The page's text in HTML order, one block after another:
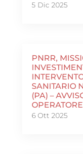
5 Dic 2025
PNRR,
SANITARIO
(PA) –
6 Ott 2025